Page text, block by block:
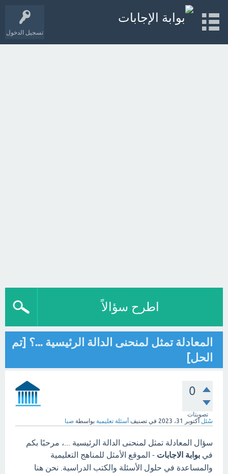
تسجيل الدخول
اطرح سؤالاً
المعادلة تمثل لمنحنى الدالة الرئيسية ...؟ [تم
الحل]
0
تصويتات
سُئل أكتوبر 31، 2023 في تصنيف أسئلة تعليمية بواسطة صبا
سؤال المعادلة تمثل لمنحنى الدالة الرئيسية ...، مرحبًا بكم
في بوابة الاجابات - الموقع الأمثل للمناهج التعليمية
والمساعدة في حلول الأسئلة والكتب الدراسية. نحن هنا